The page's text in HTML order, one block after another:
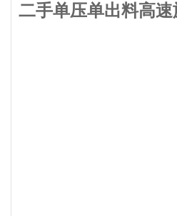
二手单压单出料高